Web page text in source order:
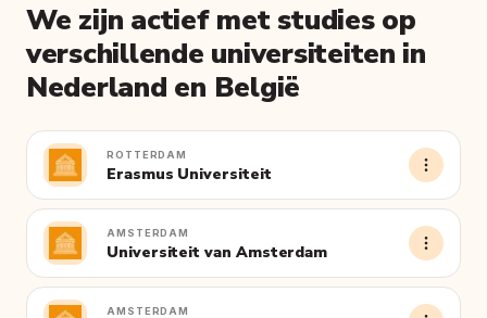
We zijn actief met studies op
verschillende universiteiten in
Nederland en België
ROTTERDAM
Erasmus Universiteit
AMSTERDAM
Universiteit van Amsterdam
AMSTERDAM